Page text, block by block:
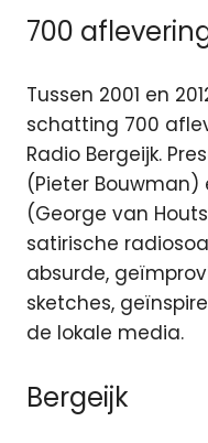
700
Tussen 2001 en
schatting 700
Radio Bergeijk.
(Pieter Bouwman)
(George van
satirische
absurde,
sketches,
de lokale media.
Bergeijk